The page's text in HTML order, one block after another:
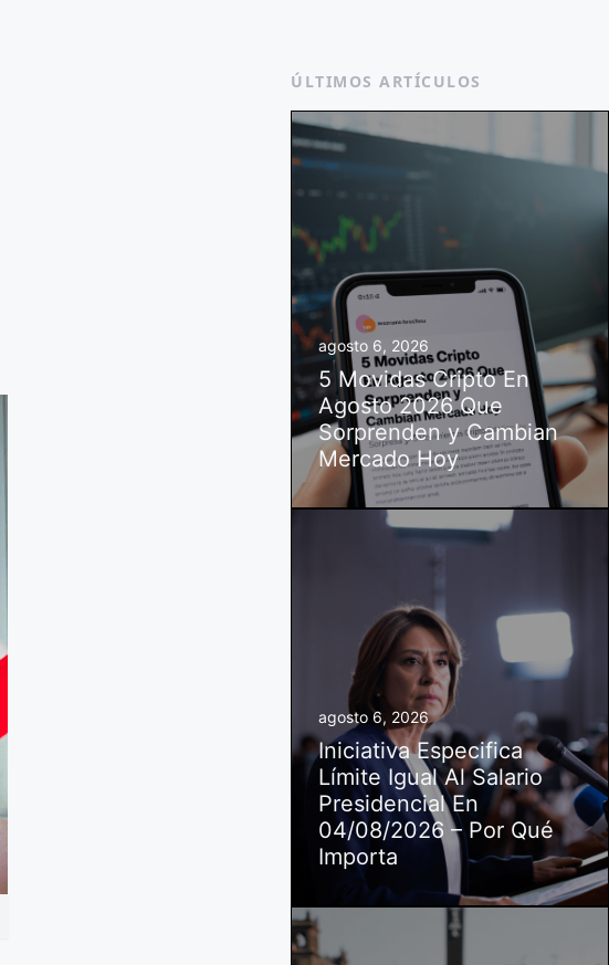
ÚLTIMOS ARTÍCULOS
agosto 6, 2026
5 Movidas Cripto En
Agosto 2026 Que
Sorprenden y Cambian
Mercado Hoy
agosto 6, 2026
Iniciativa Especifica
Límite Igual Al Salario
Presidencial En
04/08/2026 – Por Qué
Importa